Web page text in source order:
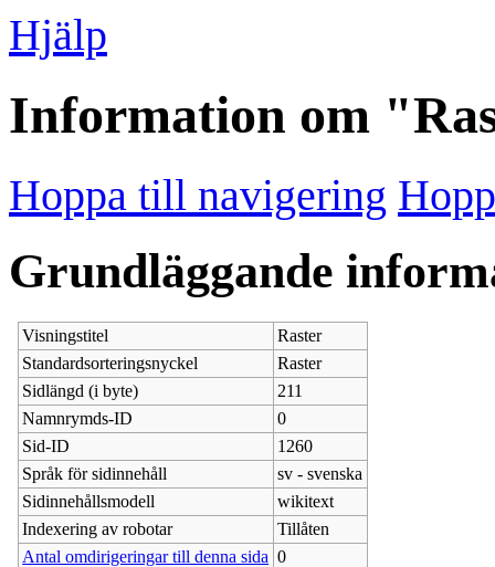
Hjälp
Information om
Hoppa till navigering
Grundläggande
Visningstitel
Raster
Standardsorteringsnyckel
Raster
Sidlängd (i byte)
211
Namnrymds-ID
0
Sid-ID
1260
Språk för sidinnehåll
sv - svenska
Sidinnehållsmodell
wikitext
Indexering av robotar
Tillåten
Antal omdirigeringar till denna sida 0